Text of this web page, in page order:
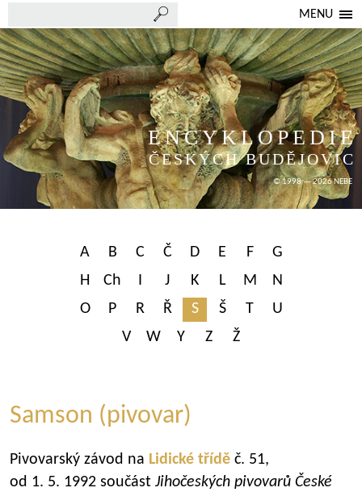
MENU
ENCYKLOPEDIE
ČESKÝCH BUDĚJOVIC
© 1998 — 2026 NEBE
A B C Č D E F
G
H
Ch I J K L M
N
O
P R Ř S Š T
U
V
W Y Z Ž
Samson (pivovar)
Pivovarský závod na Lidické třídě č. 51,
od 1. 5. 1992 součást Jihočeských pivovarů České